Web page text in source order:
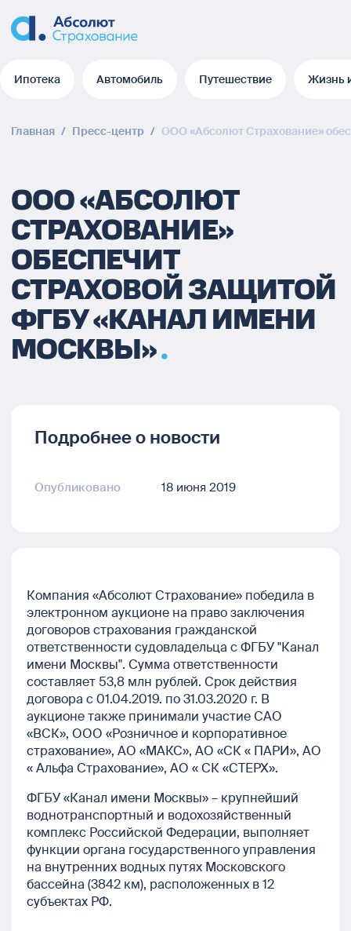
Ипотека Автомобиль Путешествие Жизнь
Главная / Пресс-центр / ООО «Абсолют Страхование»
ООО «АБСОЛЮТ
СТРАХОВАНИЕ»
ОБЕСПЕЧИТ
СТРАХОВОЙ ЗАЩИТОЙ
ФГБУ «КАНАЛ ИМЕНИ
МОСКВЫ»
Подробнее о новости
Опубликовано 18 июня 2019
Компания «Абсолют Страхование» победила в
электронном аукционе на право заключения
договоров страхования гражданской
ответственности судовладельца с ФГБУ "Канал
имени Москвы". Сумма ответственности
составляет 53,8 млн рублей. Срок действия
договора с 01.04.2019. по 31.03.2020 г. В
аукционе также принимали участие САО
«ВСК», ООО «Розничное и корпоративное
страхование», АО «МАКС», АО «СК « ПАРИ», АО
« Альфа Страхование», АО « СК «СТЕРХ».
ФГБУ «Канал имени Москвы» – крупнейший
воднотранспортный и водохозяйственный
комплекс Российской Федерации, выполняет
функции органа государственного управления
на внутренних водных путях Московского
бассейна (3842 км), расположенных в 12
субъектах РФ.